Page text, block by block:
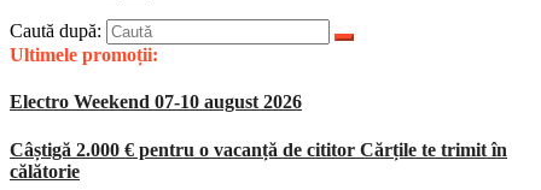
Caută după:
Ultimele promoții:
Electro Weekend 07-10 august 2026
Câștigă 2.000 € pentru o vacanță de cititor Cărțile te trimit în
călătorie